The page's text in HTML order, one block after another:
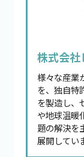
株式会社
様々な産業
を、独自特
を製造し、
や地球温暖
題の解決を
展開してい